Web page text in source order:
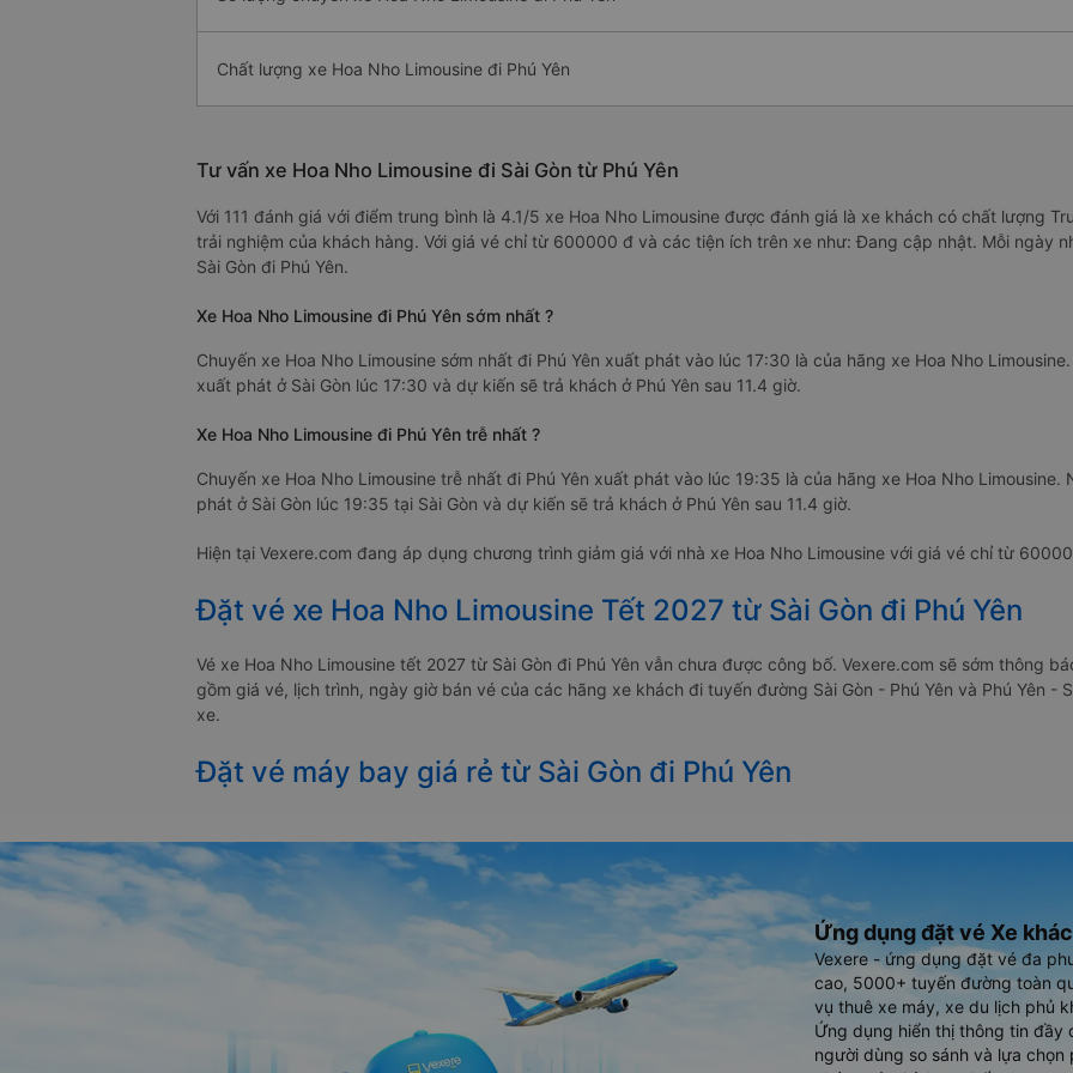
Chất lượng xe Hoa Nho Limousine đi Phú Yên
Tư vấn xe Hoa Nho Limousine đi Sài Gòn từ Phú Yên
Với 111 đánh giá với điểm trung bình là 4.1/5 xe Hoa Nho Limousine được đánh giá là xe khách có chất lượng
trải nghiệm của khách hàng. Với giá vé chỉ từ 600000 đ và các tiện ích trên xe như: Đang cập nhật. Mỗi ngày
Sài Gòn đi Phú Yên.
Xe Hoa Nho Limousine đi Phú Yên sớm nhất ?
Chuyến xe Hoa Nho Limousine sớm nhất đi Phú Yên xuất phát vào lúc 17:30 là của hãng xe Hoa Nho
xuất phát ở Sài Gòn lúc 17:30 và dự kiến sẽ trả khách ở Phú Yên sau 11.4 giờ.
Xe Hoa Nho Limousine đi Phú Yên trễ nhất ?
Chuyến xe Hoa Nho Limousine trễ nhất đi Phú Yên xuất phát vào lúc 19:35 là của hãng xe Hoa Nho
phát ở Sài Gòn lúc 19:35 tại Sài Gòn và dự kiến sẽ trả khách ở Phú Yên sau 11.4 giờ.
Hiện tại Vexere.com đang áp dụng chương trình giảm giá với nhà xe Hoa Nho Limousine với giá vé chỉ từ
Đặt vé xe Hoa Nho Limousine Tết 2027 từ Sài Gòn đi Phú Yên
Vé xe Hoa Nho Limousine tết 2027 từ Sài Gòn đi Phú Yên vẫn chưa được công bố. Vexere.com sẽ sớm thông
gồm giá vé, lịch trình, ngày giờ bán vé của các hãng xe khách đi tuyến đường Sài Gòn - Phú Yên và Phú Yên -
xe.
Đặt vé máy bay giá rẻ từ Sài Gòn đi Phú Yên
Ứng dụng đặt vé Xe
Vexere - ứng dụng đặt vé đa
cao, 5000+ tuyến đường toàn
vụ thuê xe máy, xe du lịch phủ
Ứng dụng hiển thị thông tin đầy
người dùng so sánh và lựa